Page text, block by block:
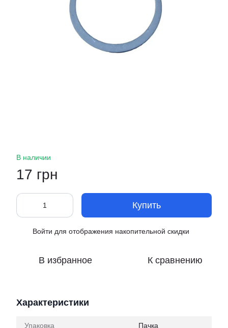
В наличии
17 грн
Купить
Войти для отображения накопительной скидки
В избранное К сравнению
Характеристики
Упаковка Пачка